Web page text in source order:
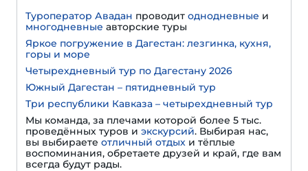
Туроператор Авадан проводит однодневные и
многодневные авторские туры
Яркое погружение в Дагестан: лезгинка, кухня,
горы и море
Четырехдневный тур по Дагестану 2026
Южный Дагестан – пятидневный тур
Три республики Кавказа – четырехдневный тур
Мы команда, за плечами которой более 5 тыс.
проведённых туров и экскурсий. Выбирая нас,
вы выбираете отличный отдых и тёплые
воспоминания, обретаете друзей и край, где вам
всегда будут рады.